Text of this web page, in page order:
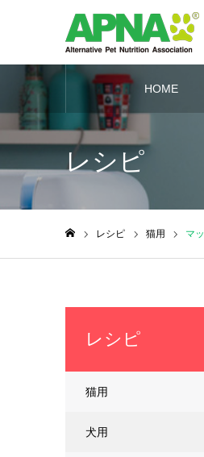
HOME
レシピ
レシピ 猫用 マ
レシピ
猫用
犬用